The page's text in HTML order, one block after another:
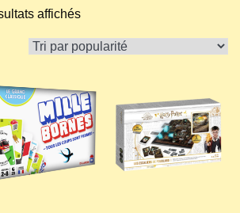
affichésTrié
par
popularité